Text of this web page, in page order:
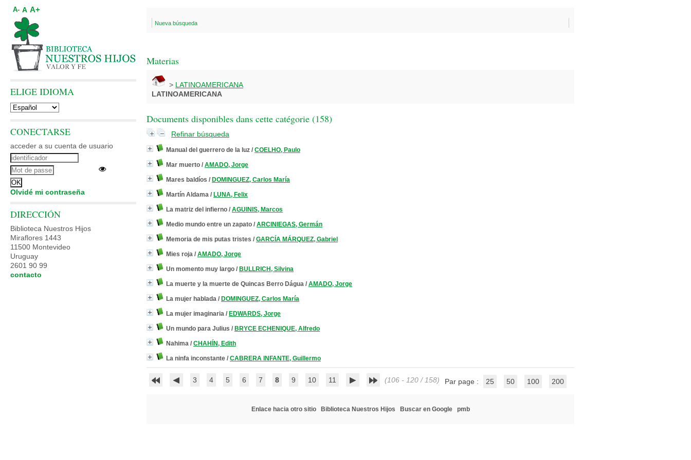
Nueva búsqueda
Materias
> LATINOAMERICANA
LATINOAMERICANA
Documents disponibles dans cette catégorie (158)
Refinar búsqueda
Manual del guerrero de la luz / COELHO, Paulo
Mar muerto / AMADO, Jorge
Mares baldíos / DOMINGUEZ, Carlos María
Martín Aldama / LUNA, Felix
La matriz del infierno / AGUINIS, Marcos
Medio mundo entre un zapato / ARCINIEGAS, Germán
Memoria de mis putas tristes / GARCÍA MÁRQUEZ, Gabriel
Mies roja / AMADO, Jorge
Un momento muy largo / BULLRICH, Silvina
La muerte y la muerte de Quincas Berro Dágua / AMADO, Jorge
La mujer hablada / DOMINGUEZ, Carlos María
La mujer imaginaria / EDWARDS, Jorge
Un mundo para Julius / BRYCE ECHENIQUE, Alfredo
Nahima / CHAHÍN, Edith
La ninfa inconstante / CABRERA INFANTE, Guillermo
3 4 5 6 7 8 9 10 11 (106 - 120 / 158) Par page : 25 50 100 200
Enlace hacia otro sitio Biblioteca Nuestros Hijos Buscar en Google pmb
A- A A+
ELIGE IDIOMA
CONECTARSE
acceder a su cuenta de usuario
Olvidé mi contraseña
DIRECCIÓN
Biblioteca Nuestros Hijos
Miraflores 1443
11500 Montevideo
Uruguay
2601 90 99
contacto